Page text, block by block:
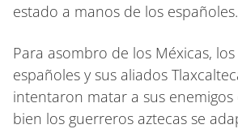
estado a manos de los españoles.
Para asombro de los Méxicas,
españoles y sus aliados
intentaron matar a sus enemigos
bien los guerreros aztecas se